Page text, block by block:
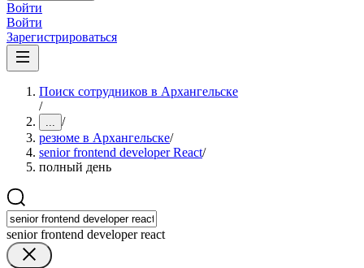
Войти
Войти
Зарегистрироваться
Поиск сотрудников в Архангельске
/
... /
резюме в Архангельске/
senior frontend developer React/
полный день
senior frontend developer react